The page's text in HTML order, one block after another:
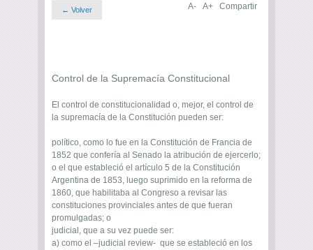
← Volver A- A+ Compartir
Control de la Supremacía Constitucional
El control de constitucionalidad o, mejor, el control de
la supremacía de la Constitución pueden ser:
político, como lo fue en la Constitución de Francia de
1852 que confería al Senado la atribución de ejercerlo;
o el que estableció el artículo 5 de la Constitución
Argentina de 1853, luego suprimido en la reforma de
1860, que habilitaba al Congreso a revisar las
constituciones provinciales antes de que fueran
promulgadas; o
judicial, que a su vez puede ser:
a) como el –judicial review- que se estableció en los